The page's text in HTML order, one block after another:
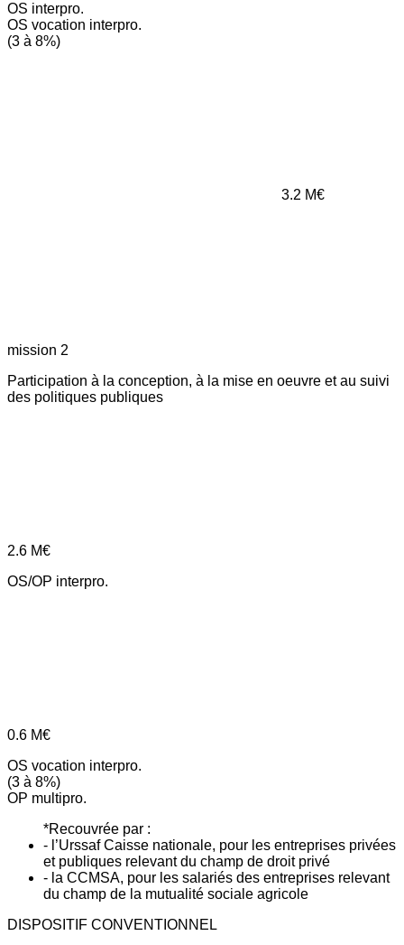
OS interpro.
OS vocation interpro.
(3 à 8%)
3.2 M€
mission 2
Participation à la conception, à la mise en oeuvre et au suivi
des politiques publiques
2.6 M€
OS/OP interpro.
0.6 M€
OS vocation interpro.
(3 à 8%)
OP multipro.
*Recouvrée par :
- l’Urssaf Caisse nationale, pour les entreprises privées
et publiques relevant du champ de droit privé
- la CCMSA, pour les salariés des entreprises relevant
du champ de la mutualité sociale agricole
DISPOSITIF CONVENTIONNEL